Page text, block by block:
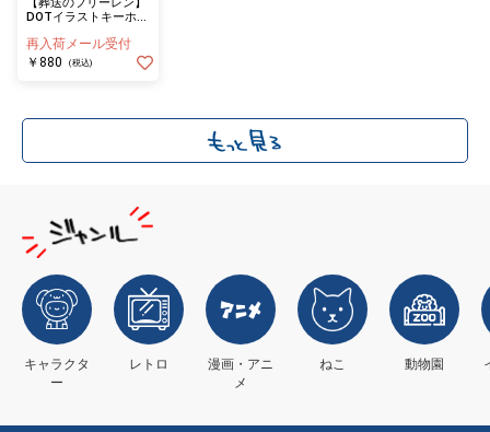
DOTイラストキーホル
再入荷メール受付
￥880
(税込)
キャラクタ
ー
レトロ
漫画・アニ
メ
ねこ 動物園